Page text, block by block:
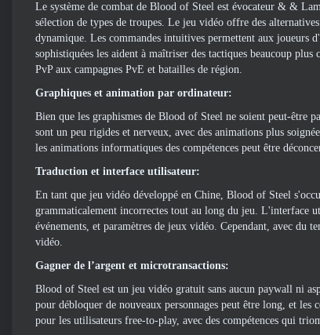
Le système de combat de Blood of Steel est évocateur & &
sélection de types de troupes. Le jeu vidéo offre des
dynamique. Les commandes intuitives permettent aux
sophistiquées les aident à maîtriser des tactiques beaucoup
PvP aux campagnes PvE et batailles de région.
Graphiques et animation par ordinateur:
Bien que les graphismes de Blood of Steel ne soient peut-être
sont un peu rigides et nerveux, avec des animations plus
les animations informatiques des compétences peut être
Traduction et interface utilisateur:
En tant que jeu vidéo développé en Chine, Blood of Steel
grammaticalement incorrectes tout au long du jeu. L'interface
événements, et paramètres de jeux vidéo. Cependant, avec du
vidéo.
Gagner de l’argent et microtransactions:
Blood of Steel est un jeu vidéo gratuit sans aucun paywall ni
pour débloquer de nouveaux personnages peut être long, et les
pour les utilisateurs free-to-play, avec des compétences qui